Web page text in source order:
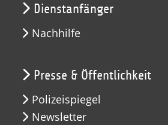
Dienstanfänger
Nachhilfe
Presse & Öffentlichkeit
Polizeispiegel
Newsletter